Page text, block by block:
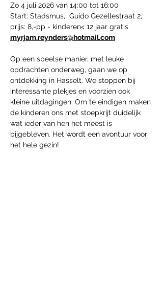
Zo 4 juli 2026 van 14:00 tot 16:00
Start: Stadsmus,  Guido Gezellestraat 2,
prijs: 8,-pp - kinderen< 12 jaar gratis
myrjam.reynders@hotmail.com
Op een speelse manier, met leuke
opdrachten onderweg, gaan we op
ontdekking in Hasselt. We stoppen bij
interessante plekjes en voorzien ook
kleine uitdagingen. Om te eindigen maken
de kinderen ons met stoepkrijt duidelijk
wat ieder van hen het meest is
bijgebleven. Het wordt een avontuur voor
het hele gezin!